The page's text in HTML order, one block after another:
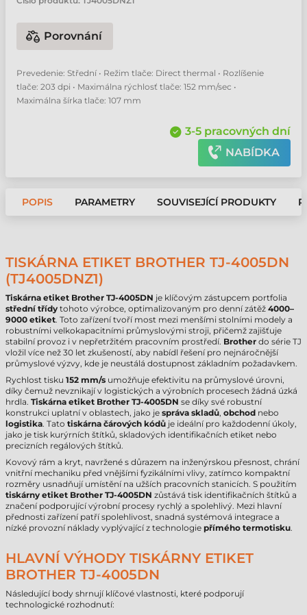
Porovnání
Prevedenie: Střední • Režim tlače: Direct thermal • Rozlíšenie
tlače: 203 dpi • Maximálna rýchlosť tlače: 152 mm/sec •
Maximálna šírka tlače: 107 mm
3-5 pracovných dní
NABÍDKA
POPIS PARAMETRY SOUVISEJÍCÍ PRODUKTY
TISKÁRNA ETIKET BROTHER TJ-4005DN
(TJ4005DNZ1)
Tiskárna etiket Brother TJ-4005DN je klíčovým zástupcem portfolia
střední třídy tohoto výrobce, optimalizovaným pro denní zátěž 4000–
9000 etiket. Toto zařízení tvoří most mezi menšími stolními modely a
robustními velkokapacitními průmyslovými stroji, přičemž zajišťuje
stabilní provoz i v nepřetržitém pracovním prostředí. Brother do série TJ
vložil více než 30 let zkušeností, aby nabídl řešení pro nejnáročnější
průmyslové výzvy, kde je neustálá dostupnost základním požadavkem.
Rychlost tisku 152 mm/s umožňuje efektivitu na průmyslové úrovni,
díky čemuž nevznikají v logistických a výrobních procesech žádná úzká
hrdla. Tiskárna etiket Brother TJ-4005DN se díky své robustní
konstrukci uplatní v oblastech, jako je správa skladů, obchod nebo
logistika. Tato tiskárna čárových kódů je ideální pro každodenní úkoly,
jako je tisk kurýrních štítků, skladových identifikačních etiket nebo
precizních regálových štítků.
Kovový rám a kryt, navržené s důrazem na inženýrskou přesnost, chrání
vnitřní mechaniku před vnějšími fyzikálními vlivy, zatímco kompaktní
rozměry usnadňují umístění na užších pracovních stanicích. S použitím
tiskárny etiket Brother TJ-4005DN zůstává tisk identifikačních štítků a
značení podporující výrobní procesy rychlý a spolehlivý. Mezi hlavní
přednosti zařízení patří spolehlivost, snadná systémová integrace a
nízké provozní náklady vyplývající z technologie přímého termotisku.
HLAVNÍ VÝHODY TISKÁRNY ETIKET
BROTHER TJ-4005DN
Následující body shrnují klíčové vlastnosti, které podporují
technologické rozhodnutí: